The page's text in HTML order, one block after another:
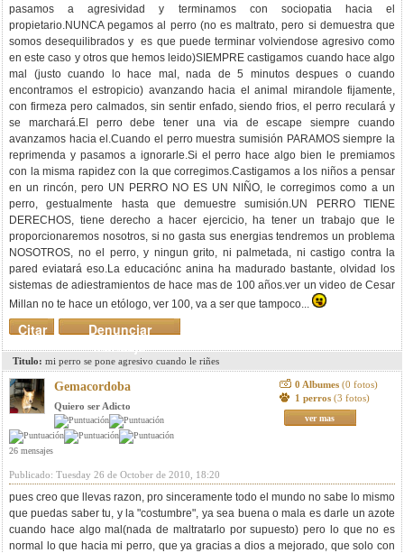
pasamos a agresividad y terminamos con sociopatia hacia el
propietario.NUNCA pegamos al perro (no es maltrato, pero si demuestra que
somos desequilibrados y es que puede terminar volviendose agresivo como
en este caso y otros que hemos leido)SIEMPRE castigamos cuando hace algo
mal (justo cuando lo hace mal, nada de 5 minutos despues o cuando
encontramos el estropicio) avanzando hacia el animal mirandole fijamente,
con firmeza pero calmados, sin sentir enfado, siendo frios, el perro reculará y
se marchará.El perro debe tener una via de escape siempre cuando
avanzamos hacia el.Cuando el perro muestra sumisión PARAMOS siempre la
reprimenda y pasamos a ignorarle.Si el perro hace algo bien le premiamos
con la misma rapidez con la que corregimos.Castigamos a los niños a pensar
en un rincón, pero UN PERRO NO ES UN NIÑO, le corregimos como a un
perro, gestualmente hasta que demuestre sumisión.UN PERRO TIENE
DERECHOS, tiene derecho a hacer ejercicio, ha tener un trabajo que le
proporcionaremos nosotros, si no gasta sus energias tendremos un problema
NOSOTROS, no el perro, y ningun grito, ni palmetada, ni castigo contra la
pared eviatará eso.La educaciónc anina ha madurado bastante, olvidad los
sistemas de adiestramientos de hace mas de 100 años.ver un video de Cesar
Millan no te hace un etólogo, ver 100, va a ser que tampoco...
Denunciar
mensaje
Citar
Titulo: mi perro se pone agresivo cuando le riñes
Gemacordoba
Quiero ser Adicto
26 mensajes
0 Albumes (0 fotos)
1 perros (3 fotos)
ver mas
Publicado: Tuesday 26 de October de 2010, 18:20
pues creo que llevas razon, pro sinceramente todo el mundo no sabe lo mismo
que puedas saber tu, y la "costumbre", ya sea buena o mala es darle un azote
cuando hace algo mal(nada de maltratarlo por supuesto) pero lo que no es
normal lo que hacia mi perro, que ya gracias a dios a mejorado, que solo con